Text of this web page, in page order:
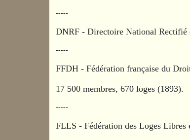
-----
DNRF - Directoire National Rectifié
-----
FFDH - Fédération française du
17 500 membres, 670 loges (1893).
-----
FLLS - Fédération des Loges Libres